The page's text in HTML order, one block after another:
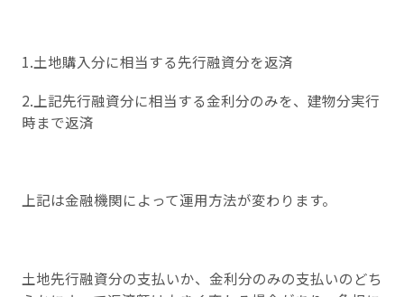
1.土地購入分に相当する先行融資分を返済
2.上記先行融資分に相当する金利分のみを、建物分実行
時まで返済
上記は金融機関によって運用方法が変わります。
土地先行融資分の支払いか、金利分のみの支払いのどち